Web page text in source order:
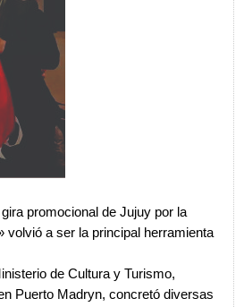
promocional de Jujuy por la
volvió a ser la principal herramienta
de Cultura y Turismo,
Puerto Madryn, concretó diversas